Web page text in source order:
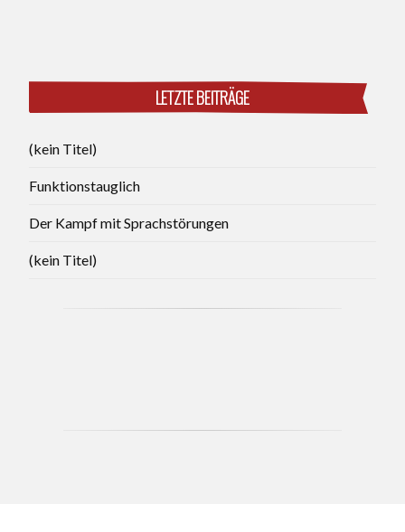
LETZTE BEITRÄGE
(kein Titel)
Funktionstauglich
Der Kampf mit Sprachstörungen
(kein Titel)